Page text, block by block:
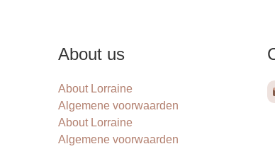
About us
About Lorraine
Algemene voorwaarden
About Lorraine
Algemene voorwaarden